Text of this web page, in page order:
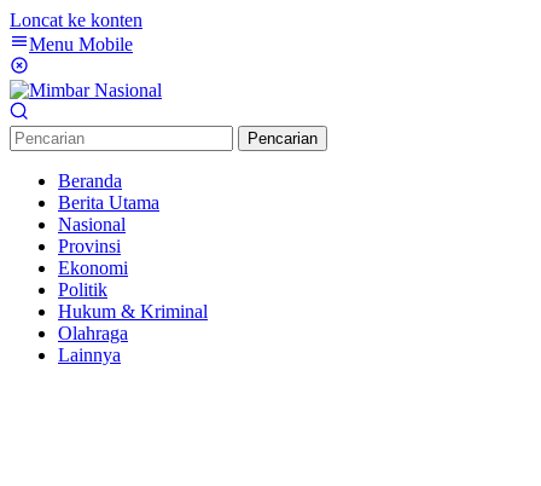
Loncat ke konten
Menu Mobile
Pencarian
Beranda
Berita Utama
Nasional
Provinsi
Ekonomi
Politik
Hukum & Kriminal
Olahraga
Lainnya